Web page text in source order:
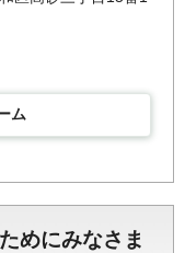
ム
めにみなさま